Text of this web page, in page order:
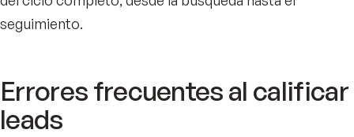
seguimiento.
Errores frecuentes al calificar
leads